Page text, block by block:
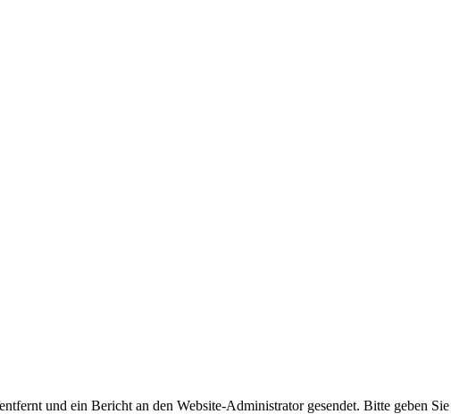
und ein Bericht an den Website-Administrator gesendet. Bitte geben